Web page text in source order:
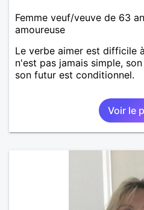
Femme veuf/veuve de 63
amoureuse
Le verbe aimer est difficile
n'est pas jamais simple,
son futur est conditionnel.
Voir le